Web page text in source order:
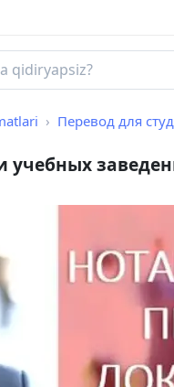
Перевод для
учебных